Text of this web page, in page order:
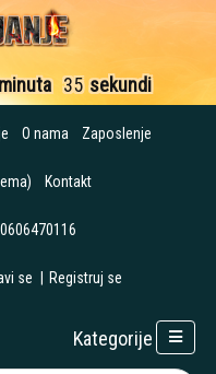
34 sekunde
O nama Zaposlenje
Kontakt
se Registruj se
Kategorije